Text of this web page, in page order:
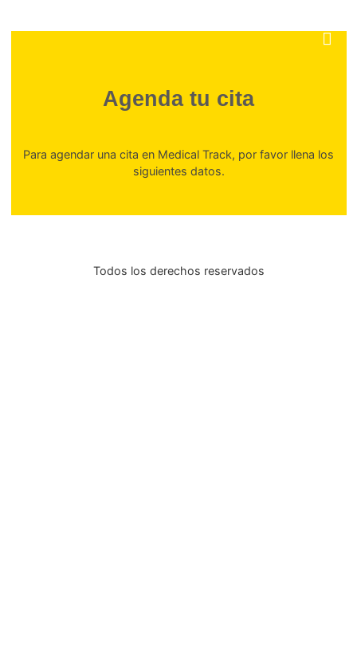
Salud Pública. 2022;10(2):123-130.
National Institutes of Health (NIH). Health Effects of
2023.
Organización Mundial de la Salud (OMS). Informe
2021;28(1):56-63.